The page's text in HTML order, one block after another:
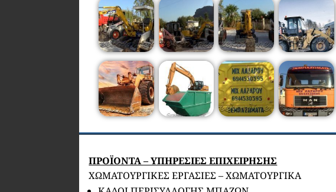
ΠΡΟΪΟΝΤΑ – ΥΠΗΡΕΣΙΕΣ ΕΠΙΧΕΙΡΗΣΗΣ
ΧΩΜΑΤΟΥΡΓΙΚΕΣ ΕΡΓΑΣΙΕΣ – ΧΩΜΑΤΟΥΡΓΙΚΑ